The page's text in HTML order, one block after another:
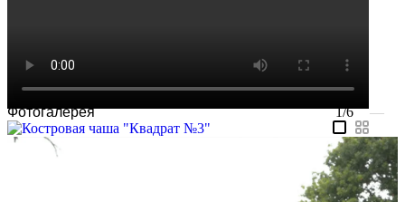
Фотогалерея 1/6 —